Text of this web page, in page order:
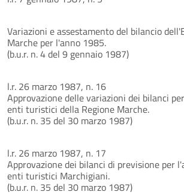
Variazioni e assestamento del bilancio
Marche per l'anno 1985.
(b.u.r. n. 4 del 9 gennaio 1987)
l.r. 26 marzo 1987, n. 16
Approvazione delle variazioni dei bilanci
enti turistici della Regione Marche.
(b.u.r. n. 35 del 30 marzo 1987)
l.r. 26 marzo 1987, n. 17
Approvazione dei bilanci di previsione per
enti turistici Marchigiani.
(b.u.r. n. 35 del 30 marzo 1987)